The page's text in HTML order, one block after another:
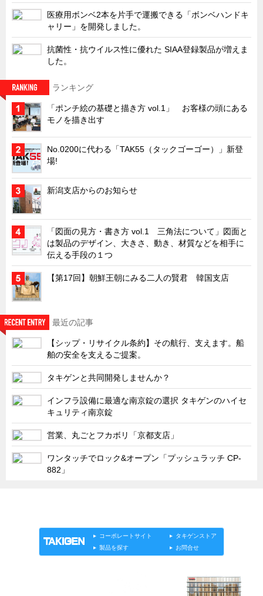
旬の野菜とタキゲン製品
PICK UP NEWS
ポンチ絵の基礎と描き方
図面の見方・書き方
キャビネット工業会規格「CA300」集中講義
ズバッとお悩み解決 テクニカル Q and A
瀧源点回帰
光る技術！未来へのモノづくり
ちょっとユニークなお客様
ビジサスニュース
ECOLOGY NEWS SCRAMBLE
わが街わが支店
支店所在地（歴史探訪）
ニッポン再発見
あれこれWATCH
こんなとき、どう言うの?
４コマ漫画 のんきなのんちゃん
CATEGORY タキゲンinfo.
お知らせ
展示会情報／出展告知
展示会情報／報告レポート
工場見学
海外出張
社外セミナー
タキゲンの歴史
展示トラック
医療用ボンベ2本を片手で運搬できる「ボンベハンドキ
ャリー」を開発しました。
抗菌性・抗ウイルス性に優れた SIAA登録製品が増えま
した。
ランキング
「ポンチ絵の基礎と描き方 vol.1」 お客様の頭にある
モノを描き出す
No.0200に代わる「TAK55（タックゴーゴー）」新登
場!
新潟支店からのお知らせ
「図面の見方・書き方 vol.1 三角法について」図面と
は製品のデザイン、大きさ、動き、材質などを相手に
伝える手段の１つ
【第17回】朝鮮王朝にみる二人の賢君 韓国支店
最近の記事
【シップ・リサイクル条約】その航行、支えます。船
舶の安全を支えるご提案。
タキゲンと共同開発しませんか？
インフラ設備に最適な南京錠の選択 タキゲンのハイセ
キュリティ南京錠
営業、丸ごとフカボリ「京都支店」
ワンタッチでロック&オープン「プッシュラッチ CP-
882」
コーポレートサイト
タキゲンストア
製品を探す
お問合せ